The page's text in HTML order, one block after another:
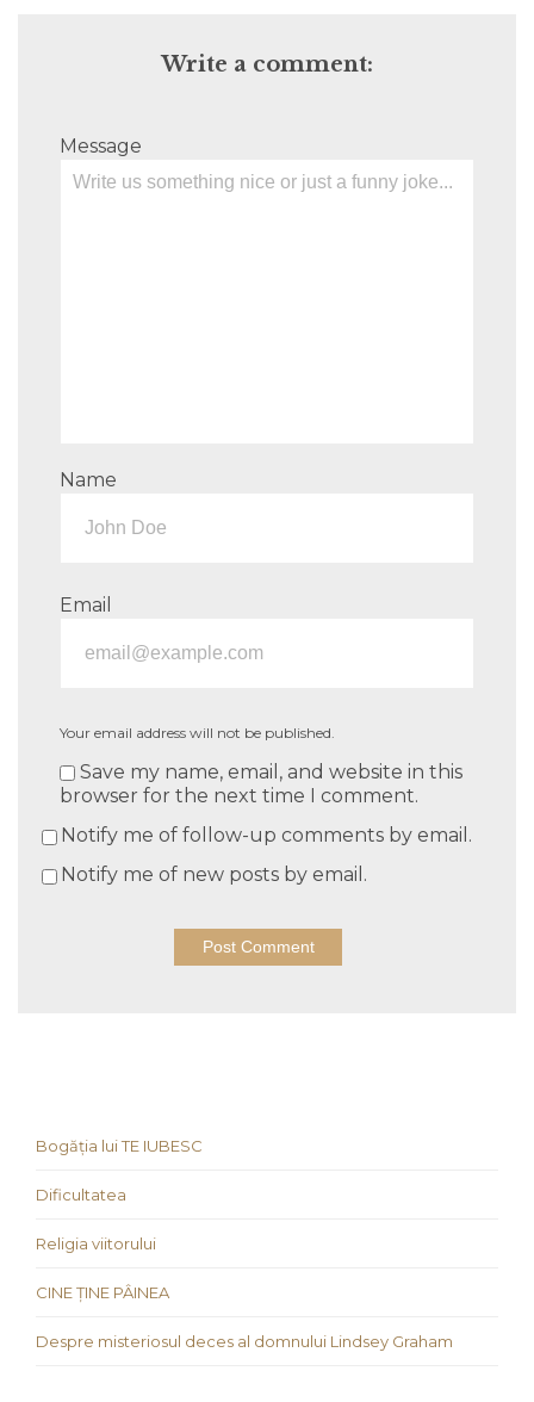
Write a comment:
Message
Name
Email
Your email address will not be published.
Save my name, email, and website in this
browser for the next time I comment.
Notify me of follow-up comments by email.
Notify me of new posts by email.
Bogăția lui TE IUBESC
Dificultatea
Religia viitorului
CINE ȚINE PÂINEA
Despre misteriosul deces al domnului Lindsey Graham